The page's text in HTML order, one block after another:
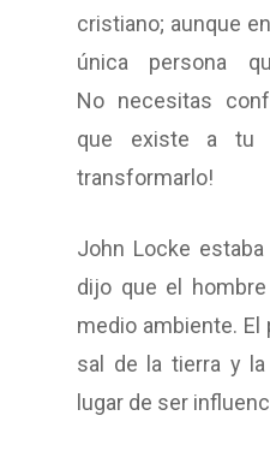
cristiano; aunque
única persona
No necesitas
que existe a tu
transformarlo!
John Locke
dijo que el
medio ambiente. El
sal de la tierra y la
lugar de ser